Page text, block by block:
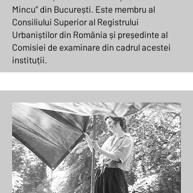
Mincu” din București. Este membru al
Consiliului Superior al Registrului
Urbaniștilor din România și președinte al
Comisiei de examinare din cadrul acestei
instituții.